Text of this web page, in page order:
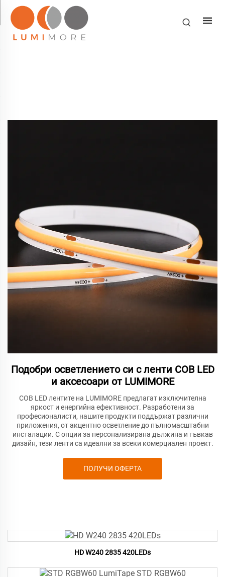
Подобри осветлението си с ленти COB LED
и аксесоари от LUMIMORE
COB LED лентите на LUMIMORE предлагат изключителна
яркост и енергийна ефективност. Разработени за
професионалисти, нашите продукти поддържат различни
приложения, от акцентно осветление до пълномасштабни
инсталации. С опции за персонализирана дължина и гъвкав
дизайн, тези ленти са идеални за всеки комерциален проект.
ПОЛУЧИ ОФЕРТА
HD W240 2835 420LEDs